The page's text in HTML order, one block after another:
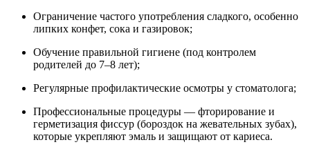
Ограничение частого употребления сладкого, особенно
липких конфет, сока и газировок;
Обучение правильной гигиене (под контролем
родителей до 7–8 лет);
Регулярные профилактические осмотры у стоматолога;
Профессиональные процедуры — фторирование и
герметизация фиссур (бороздок на жевательных зубах),
которые укрепляют эмаль и защищают от кариеса.